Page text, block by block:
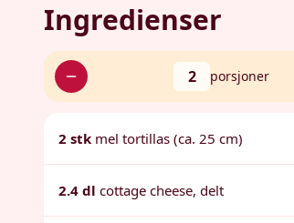
Ingredienser
2 porsjoner
2 stk mel tortillas (ca. 25 cm)
2.4 dl cottage cheese, delt